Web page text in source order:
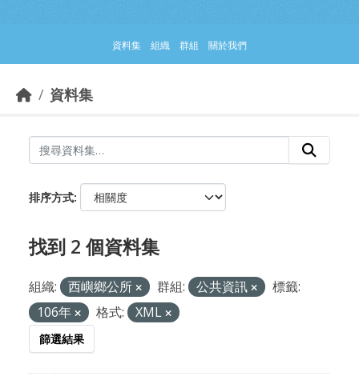
資料集 組織 群組 關於我們
資料集
排序方式
找到 2 個資料集
組織: 西嶼鄉公所 群組: 公共資訊
標籤:
106年
格式: XML
篩選結果